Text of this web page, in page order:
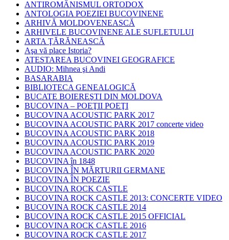
ANTIROMÂNISMUL ORTODOX
ANTOLOGIA POEZIEI BUCOVINENE
ARHIVĂ MOLDOVENEASCĂ
ARHIVELE BUCOVINENE ALE SUFLETULUI
ARTA ŢĂRĂNEASCĂ
Aşa vă place Istoria?
ATESTAREA BUCOVINEI GEOGRAFICE
AUDIO: Mihnea şi Andi
BASARABIA
BIBLIOTECA GENEALOGICĂ
BUCATE BOIEREŞTI DIN MOLDOVA
BUCOVINA – POEŢII POEŢI
BUCOVINA ACOUSTIC PARK 2017
BUCOVINA ACOUSTIC PARK 2017 concerte video
BUCOVINA ACOUSTIC PARK 2018
BUCOVINA ACOUSTIC PARK 2019
BUCOVINA ACOUSTIC PARK 2020
BUCOVINA în 1848
BUCOVINA ÎN MĂRTURII GERMANE
BUCOVINA ÎN POEZIE
BUCOVINA ROCK CASTLE
BUCOVINA ROCK CASTLE 2013: CONCERTE VIDEO
BUCOVINA ROCK CASTLE 2014
BUCOVINA ROCK CASTLE 2015 OFFICIAL
BUCOVINA ROCK CASTLE 2016
BUCOVINA ROCK CASTLE 2017